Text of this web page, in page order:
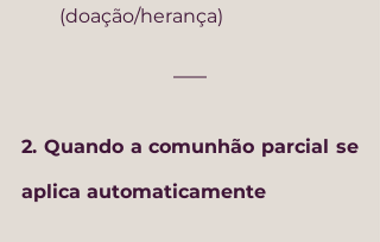
(doação/herança)
2. Quando a comunhão parcial se
aplica automaticamente